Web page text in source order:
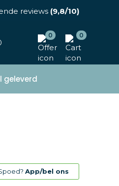
reviews(9,8/10)
0 0
geleverd
App/bel ons